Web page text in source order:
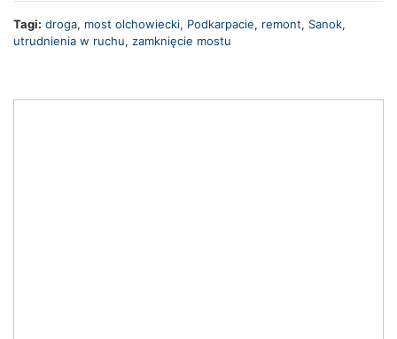
Tagi: droga, most olchowiecki, Podkarpacie, remont, Sanok,
utrudnienia w ruchu, zamknięcie mostu